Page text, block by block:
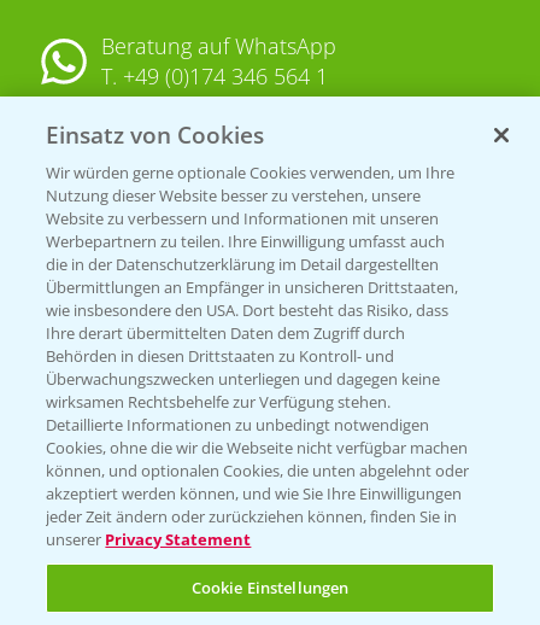
Beratung auf WhatsApp
T. +49 (0)174 346 564 1
KONTAKT
Hilfe in Notfällen
T.+49 (0)214/30-20220
Folgen Sie uns
Einsatz von Cookies
Wir würden gerne optionale Cookies verwenden, um Ihre
Nutzung dieser Website besser zu verstehen, unsere
Website zu verbessern und Informationen mit unseren
Werbepartnern zu teilen. Ihre Einwilligung umfasst auch
die in der Datenschutzerklärung im Detail dargestellten
Übermittlungen an Empfänger in unsicheren Drittstaaten,
wie insbesondere den USA. Dort besteht das Risiko, dass
Ihre derart übermittelten Daten dem Zugriff durch
Behörden in diesen Drittstaaten zu Kontroll- und
Überwachungszwecken unterliegen und dagegen keine
wirksamen Rechtsbehelfe zur Verfügung stehen.
Detaillierte Informationen zu unbedingt notwendigen
Cookies, ohne die wir die Webseite nicht verfügbar machen
können, und optionalen Cookies, die unten abgelehnt oder
akzeptiert werden können, und wie Sie Ihre Einwilligungen
jeder Zeit ändern oder zurückziehen können, finden Sie in
unserer Privacy Statement
Cookie Einstellungen